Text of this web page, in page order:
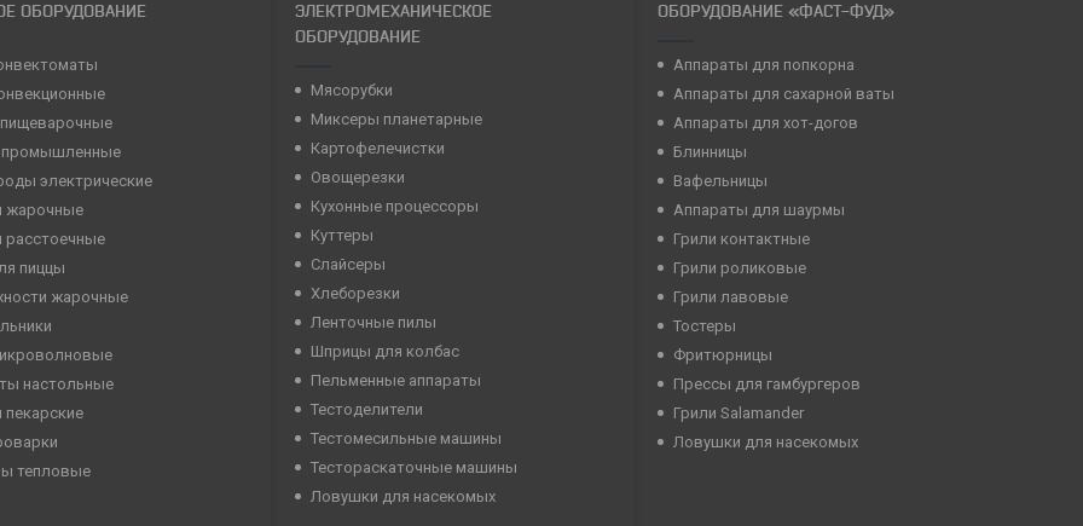
ОБОРУДОВАНИЕ
электрические
пиццы
жарочные
настольные
тепловые
ЭЛЕКТРОМЕХАНИЧЕСКОЕ
ОБОРУДОВАНИЕ
Мясорубки
Миксеры планетарные
Картофелечистки
Овощерезки
Кухонные процессоры
Куттеры
Слайсеры
Хлеборезки
Ленточные пилы
Шприцы для колбас
Пельменные аппараты
Тестоделители
Тестомесильные машины
Тестораскаточные машины
Ловушки для насекомых
ОБОРУДОВАНИЕ «ФАСТ-ФУД»
Аппараты для попкорна
Аппараты для сахарной ваты
Аппараты для хот-догов
Блинницы
Вафельницы
Аппараты для шаурмы
Грили контактные
Грили роликовые
Грили лавовые
Тостеры
Фритюрницы
Прессы для гамбургеров
Грили Salamander
Ловушки для насекомых